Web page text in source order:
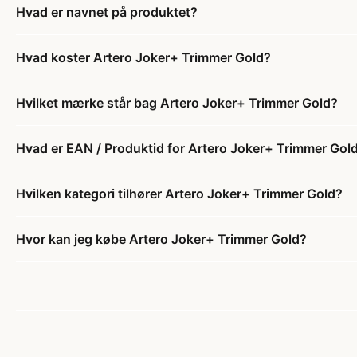
Hvad er navnet på produktet?
Hvad koster Artero Joker+ Trimmer Gold?
Hvilket mærke står bag Artero Joker+ Trimmer Gold?
Hvad er EAN / Produktid for Artero Joker+ Trimmer
Hvilken kategori tilhører Artero Joker+ Trimmer Gold?
Hvor kan jeg købe Artero Joker+ Trimmer Gold?